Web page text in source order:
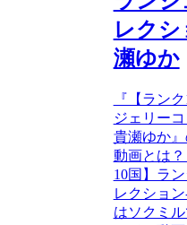
レクシ
瀬ゆか
『【ラン
ジェリー
貴瀬ゆか
動画とは
10国】ラ
レクション
はソクミ